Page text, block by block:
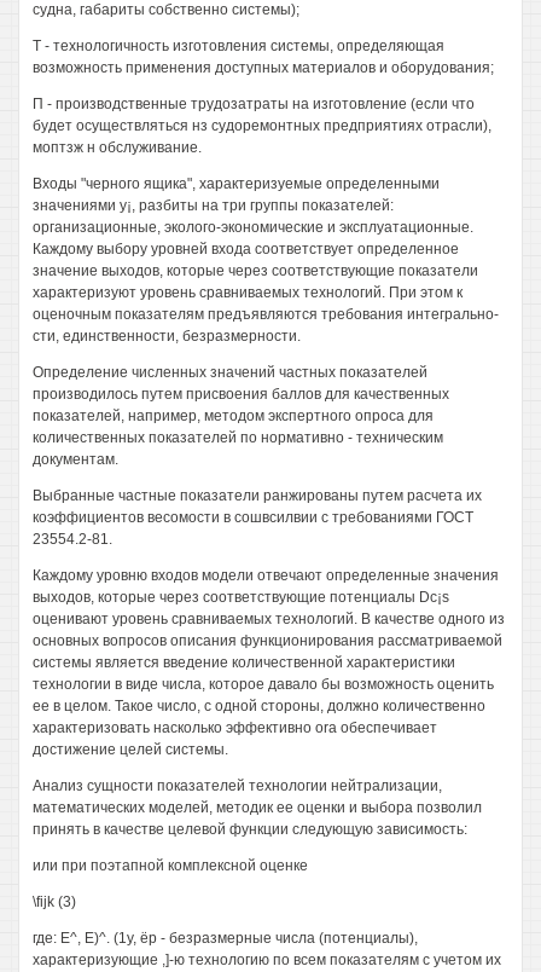
судна, габариты собственно системы);
Т - технологичность изготовления системы, определяющая
возможность применения доступных материалов и оборудования;
П - производственные трудозатраты на изготовление (если что
будет осуществляться нз судоремонтных предприятиях отрасли),
моптзж н обслуживание.
Входы "черного ящика", характеризуемые определенными
значениями y¡, разбиты на три группы показателей:
организационные, эколого-экономические и эксплуатационные.
Каждому выбору уровней входа соответствует определенное
значение выходов, которые через соответствующие показатели
характеризуют уровень сравниваемых технологий. При этом к
оценочным показателям предъявляются требования интегрально-
сти, единственности, безразмерности.
Определение численных значений частных показателей
производилось путем присвоения баллов для качественных
показателей, например, методом экспертного опроса для
количественных показателей по нормативно - техническим
документам.
Выбранные частные показатели ранжированы путем расчета их
коэффициентов весомости в сошвсилвии с требованиями ГОСТ
23554.2-81.
Каждому уровню входов модели отвечают определенные значения
выходов, которые через соответствующие потенциалы Dc¡s
оценивают уровень сравниваемых технологий. В качестве одного из
основных вопросов описания функционирования рассматриваемой
системы является введение количественной характеристики
технологии в виде числа, которое давало бы возможность оценить
ее в целом. Такое число, с одной стороны, должно количественно
характеризовать насколько эффективно ora обеспечивает
достижение целей системы.
Анализ сущности показателей технологии нейтрализации,
математических моделей, методик ее оценки и выбора позволил
принять в качестве целевой функции следующую зависимость:
или при поэтапной комплексной оценке
\fijk (3)
где: Е^, Е)^. (1у, ёр - безразмерные числа (потенциалы),
характеризующие ,]-ю технологию по всем показателям с учетом их